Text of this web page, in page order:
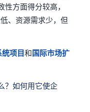
方面得分较高，
、资源需求少，但
统项目和国际市场扩